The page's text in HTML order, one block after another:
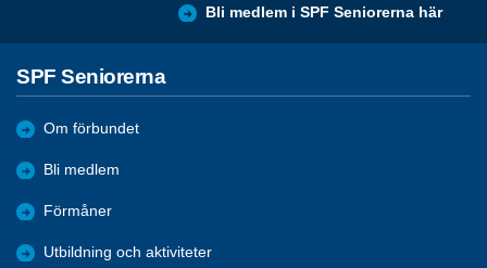
Bli medlem i SPF Seniorerna här
SPF Seniorerna
Om förbundet
Bli medlem
Förmåner
Utbildning och aktiviteter